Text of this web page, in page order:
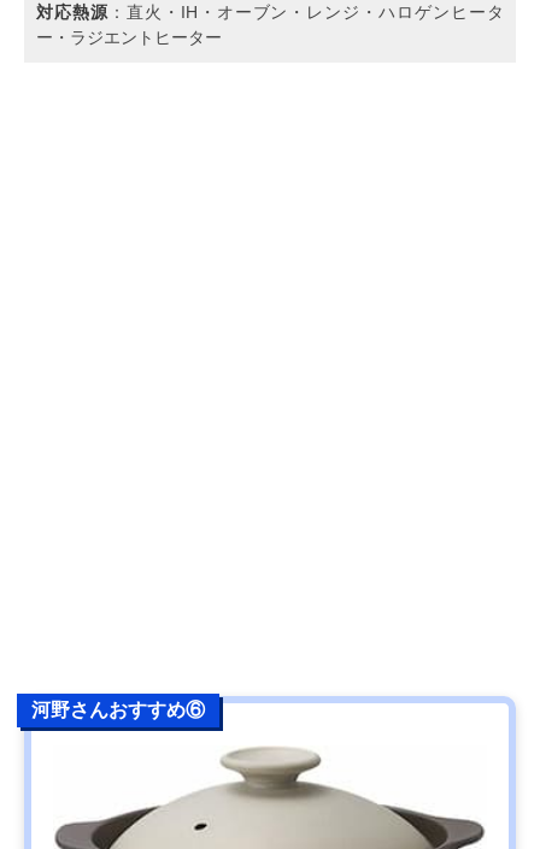
対応熱源 ：直火・IH・オーブン・レンジ・ハロゲンヒータ
ー・ラジエントヒーター
河野さんおすすめ⑥